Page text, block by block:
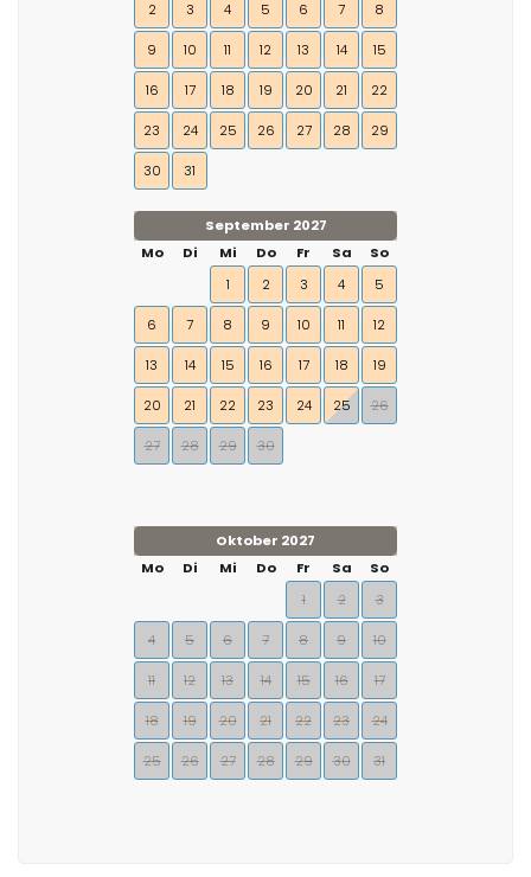
2 3 4 5 6 7 8
9 10 11 12 13 14 15
16 17 18 19 20 21 22
23 24 25 26 27 28 29
30 31
September 2027
Mo
Di Mi Do Fr Sa
So
1
2 3 4 5
6 7 8 9 10 11 12
13 14 15 16 17 18 19
20 21 22 23 24 25 26
27 28 29 30
Oktober 2027
Mo
Di Mi Do Fr Sa
So
1
2 3
4 5 6 7 8 9 10
11 12 13 14 15 16 17
18 19 20 21 22 23 24
25 26 27 28 29 30 31